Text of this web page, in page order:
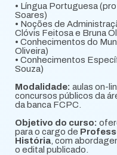
• Língua Portuguesa
Soares)
• Noções de
Clóvis Feitosa e Bruna
• Conhecimentos do
Oliveira)
• Conhecimentos
Souza)
Modalidade: aulas on-
concursos públicos da
da banca FCPC.
Objetivo do curso:
para o cargo de
História , com
o edital publicado.